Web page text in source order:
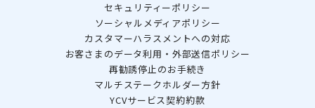
セキュリティーポリシー
ソーシャルメディアポリシー
カスタマーハラスメントへの対応
お客さまのデータ利用・外部送信ポリシー
再勧誘停止のお手続き
マルチステークホルダー方針
YCVサービス契約約款